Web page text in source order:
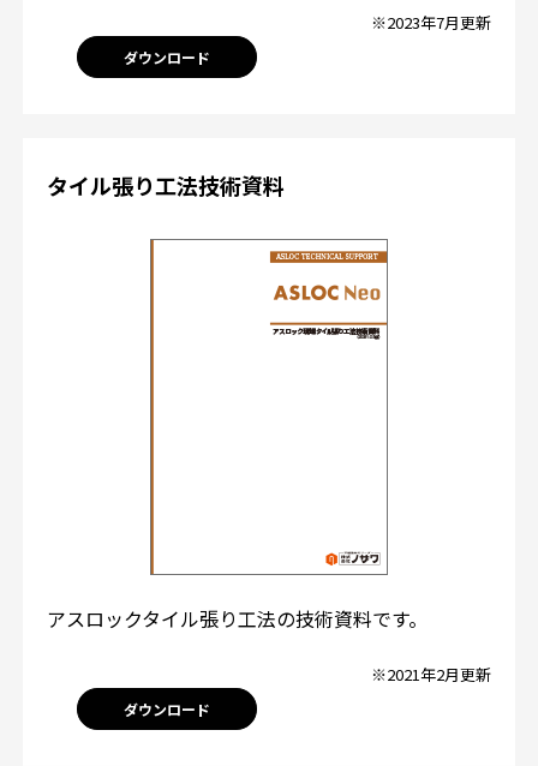
※2023年7月更新
ダウンロード
タイル張り工法技術資料
アスロックタイル張り工法の技術資料です。
※2021年2月更新
ダウンロード